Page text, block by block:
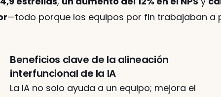
—todo porque los equipos por fin trabajaban a
Beneficios clave de la alineación
interfuncional de la IA
La IA no solo ayuda a un equipo; mejora el